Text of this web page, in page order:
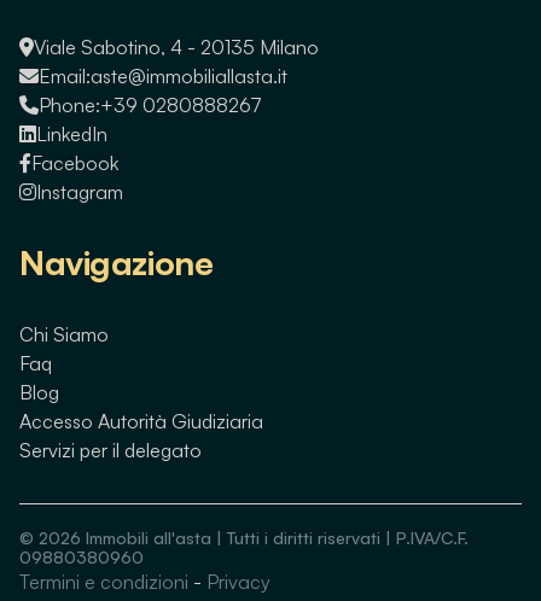
Viale Sabotino, 4 - 20135 Milano
Email:aste@immobiliallasta.it
Phone:+39 0280888267
LinkedIn
Facebook
Instagram
Navigazione
Chi Siamo
Faq
Blog
Accesso Autorità Giudiziaria
Servizi per il delegato
© 2026 Immobili all'asta | Tutti i diritti riservati | P.IVA/C.F.
09880380960
Termini e condizioni - Privacy